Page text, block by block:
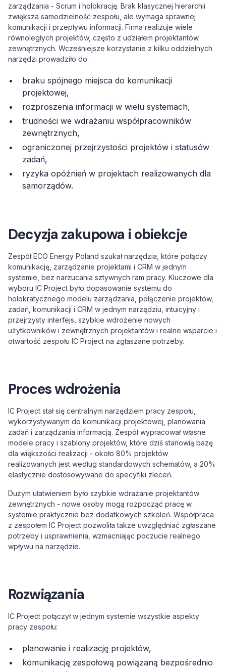
zarządzania - Scrum i holokrację. Brak klasycznej hierarchii
zwiększa samodzielność zespołu, ale wymaga sprawnej
komunikacji i przepływu informacji. Firma realizuje wiele
równoległych projektów, często z udziałem projektantów
zewnętrznych. Wcześniejsze korzystanie z kilku oddzielnych
narzędzi prowadziło do:
braku spójnego miejsca do komunikacji
projektowej,
rozproszenia informacji w wielu systemach,
trudności we wdrażaniu współpracowników
zewnętrznych,
ograniczonej przejrzystości projektów i statusów
zadań,
ryzyka opóźnień w projektach realizowanych dla
samorządów.
Decyzja zakupowa i obiekcje
Zespół ECO Energy Poland szukał narzędzia, które połączy
komunikację, zarządzanie projektami i CRM w jednym
systemie, bez narzucania sztywnych ram pracy. Kluczowe dla
wyboru IC Project było dopasowanie systemu do
holokratycznego modelu zarządzania, połączenie projektów,
zadań, komunikacji i CRM w jednym narzędziu, intuicyjny i
przejrzysty interfejs, szybkie wdrożenie nowych
użytkowników i zewnętrznych projektantów i realne wsparcie i
otwartość zespołu IC Project na zgłaszane potrzeby.
Proces wdrożenia
IC Project stał się centralnym narzędziem pracy zespołu,
wykorzystywanym do komunikacji projektowej, planowania
zadań i zarządzania informacją. Zespół wypracował własne
modele pracy i szablony projektów, które dziś stanowią bazę
dla większości realizacji - około 80% projektów
realizowanych jest według standardowych schematów, a 20%
elastycznie dostosowywane do specyfiki zleceń.
Dużym ułatwieniem było szybkie wdrażanie projektantów
zewnętrznych - nowe osoby mogą rozpocząć pracę w
systemie praktycznie bez dodatkowych szkoleń. Współpraca
z zespołem IC Project pozwoliła także uwzględniać zgłaszane
potrzeby i usprawnienia, wzmacniając poczucie realnego
wpływu na narzędzie.
Rozwiązania
IC Project połączył w jednym systemie wszystkie aspekty
pracy zespołu:
planowanie i realizację projektów,
komunikację zespołową powiązaną bezpośrednio